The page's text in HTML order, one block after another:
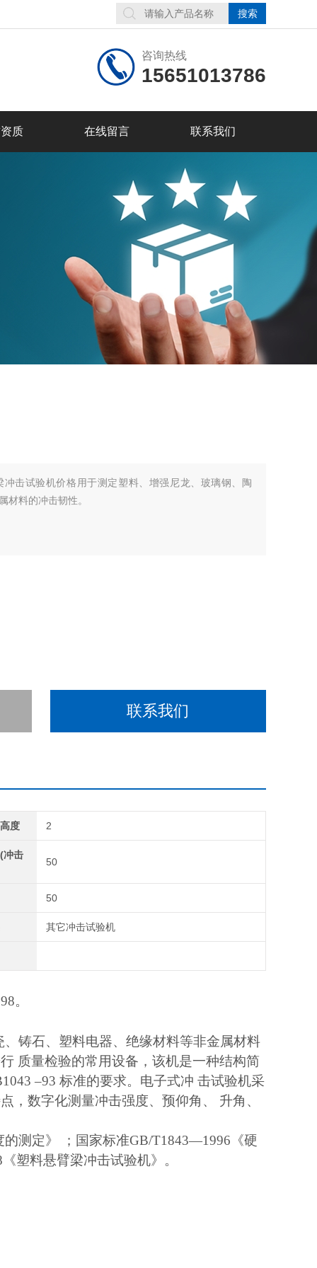
咨询热线
15651013786
质 在线留言 联系我们
击试验机价格用于测定塑料、增强尼龙、玻璃钢、陶
材料的冲击韧性。
联系我们
度 2
冲击
50
50
其它冲击试验机
。
铸石、塑料电器、绝缘材料等非金属材料
质量检验的常用设备，该机是一种结构简
–93 标准的要求。电子式冲 击试验机采
，数字化测量冲击强度、预仰角、 升角、
测定》 ；国家标准GB/T1843—1996《硬
塑料悬臂梁冲击试验机》。